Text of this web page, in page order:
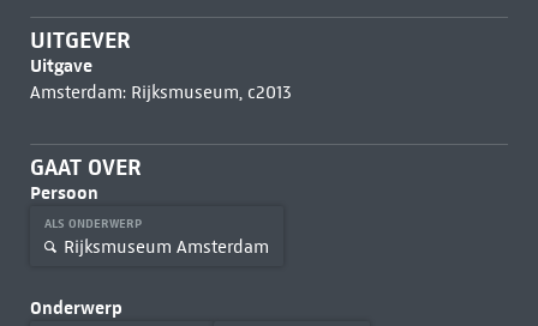
UITGEVER
Uitgave
Amsterdam: Rijksmuseum, c2013
GAAT OVER
Persoon
ALS ONDERWERP
Rijksmuseum Amsterdam
Onderwerp